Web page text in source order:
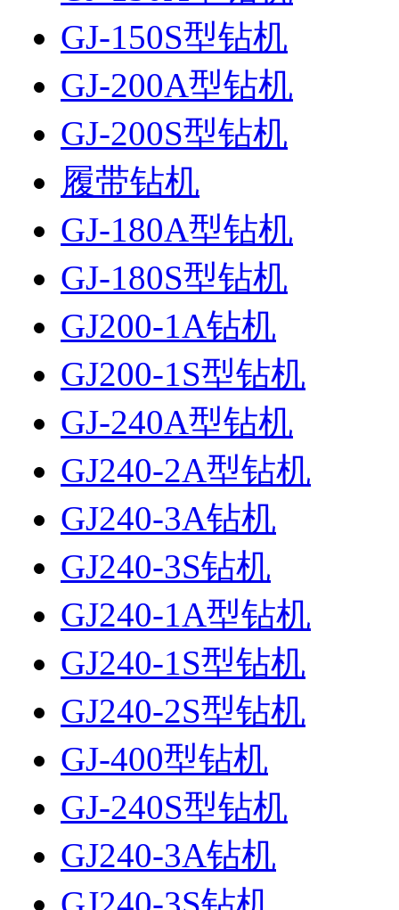
GJ-150S型钻机
GJ-200A型钻机
GJ-200S型钻机
履带钻机
GJ-180A型钻机
GJ-180S型钻机
GJ200-1A钻机
GJ200-1S型钻机
GJ-240A型钻机
GJ240-2A型钻机
GJ240-3A钻机
GJ240-3S钻机
GJ240-1A型钻机
GJ240-1S型钻机
GJ240-2S型钻机
GJ-400型钻机
GJ-240S型钻机
GJ240-3A钻机